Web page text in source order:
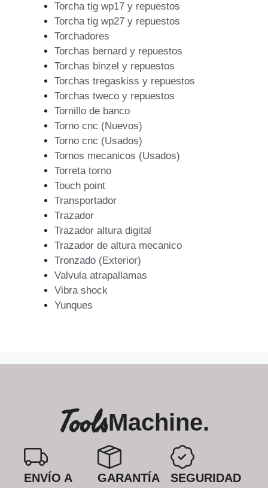
Torcha tig wp17 y repuestos
Torcha tig wp27 y repuestos
Torchadores
Torchas bernard y repuestos
Torchas binzel y repuestos
Torchas tregaskiss y repuestos
Torchas tweco y repuestos
Tornillo de banco
Torno cnc (Nuevos)
Torno cnc (Usados)
Tornos mecanicos (Usados)
Torreta torno
Touch point
Transportador
Trazador
Trazador altura digital
Trazador de altura mecanico
Tronzado (Exterior)
Valvula atrapallamas
Vibra shock
Yunques
ToolsMachine.
ENVÍO A
GARANTÍA
SEGURIDAD